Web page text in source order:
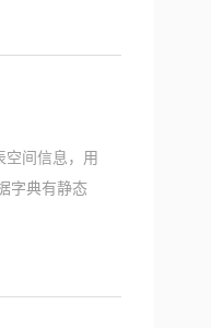
间信息，用
字典有静态